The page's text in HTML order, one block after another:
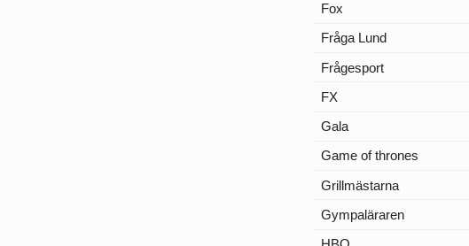
Fox
Fråga Lund
Frågesport
FX
Gala
Game of thrones
Grillmästarna
Gympaläraren